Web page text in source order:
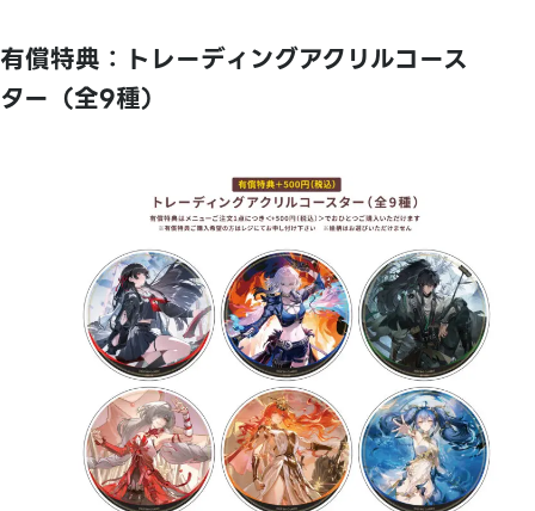
有償特典：トレーディングアクリルコース
ター（全9種）